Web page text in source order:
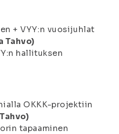
+ VYY:n vuosijuhlat
Tahvo)
hallituksen
OKKK-projektiin
tapaaminen